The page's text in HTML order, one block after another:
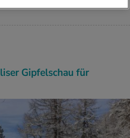
Gipfelschau für